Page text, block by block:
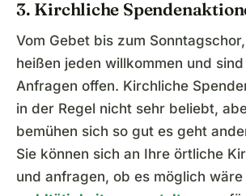
3. Kirchliche
Vom Gebet bis zum
heißen jeden willkommen und
Anfragen offen. Kirchliche
in der Regel nicht sehr beliebt,
bemühen sich so gut es geht
Sie können sich an Ihre örtliche
und anfragen, ob es möglich wäre